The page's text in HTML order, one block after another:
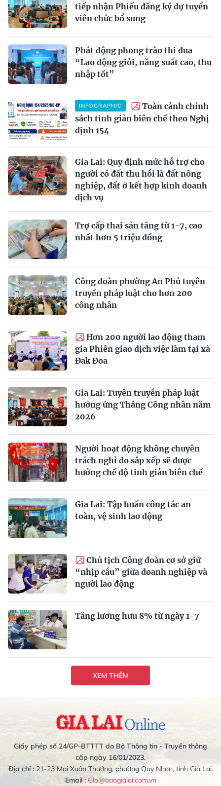
tiếp nhận Phiếu đăng ký dự tuyển
viên chức bổ sung
Phát động phong trào thi đua
“Lao động giỏi, năng suất cao, thu
nhập tốt”
INFOGRAPHIC
Toàn cảnh chính
sách tinh giản biên chế theo Nghị
định 154
Gia Lai: Quy định mức hỗ trợ cho
người có đất thu hồi là đất nông
nghiệp, đất ở kết hợp kinh doanh
dịch vụ
Trợ cấp thai sản tăng từ 1-7, cao
nhất hơn 5 triệu đồng
Công đoàn phường An Phú tuyên
truyền pháp luật cho hơn 200
công nhân
Hơn 200 người lao động tham
gia Phiên giao dịch việc làm tại xã
Đak Đoa
Gia Lai: Tuyên truyền pháp luật
hưởng ứng Tháng Công nhân năm
2026
Người hoạt động không chuyên
trách nghỉ do sắp xếp sẽ được
hưởng chế độ tinh giản biên chế
Gia Lai: Tập huấn công tác an
toàn, vệ sinh lao động
Chủ tịch Công đoàn cơ sở giữ
“nhịp cầu” giữa doanh nghiệp và
người lao động
Tăng lương hưu 8% từ ngày 1-7
XEM THÊM
Giấy phép số 24/GP-BTTTT do Bộ Thông tin - Truyền thông
cấp ngày 16/01/2023.
Địa chỉ :21-23 Mai Xuân Thưởng, phường Quy Nhơn, tỉnh Gia Lai.
Email : Glo@baogialai.com.vn